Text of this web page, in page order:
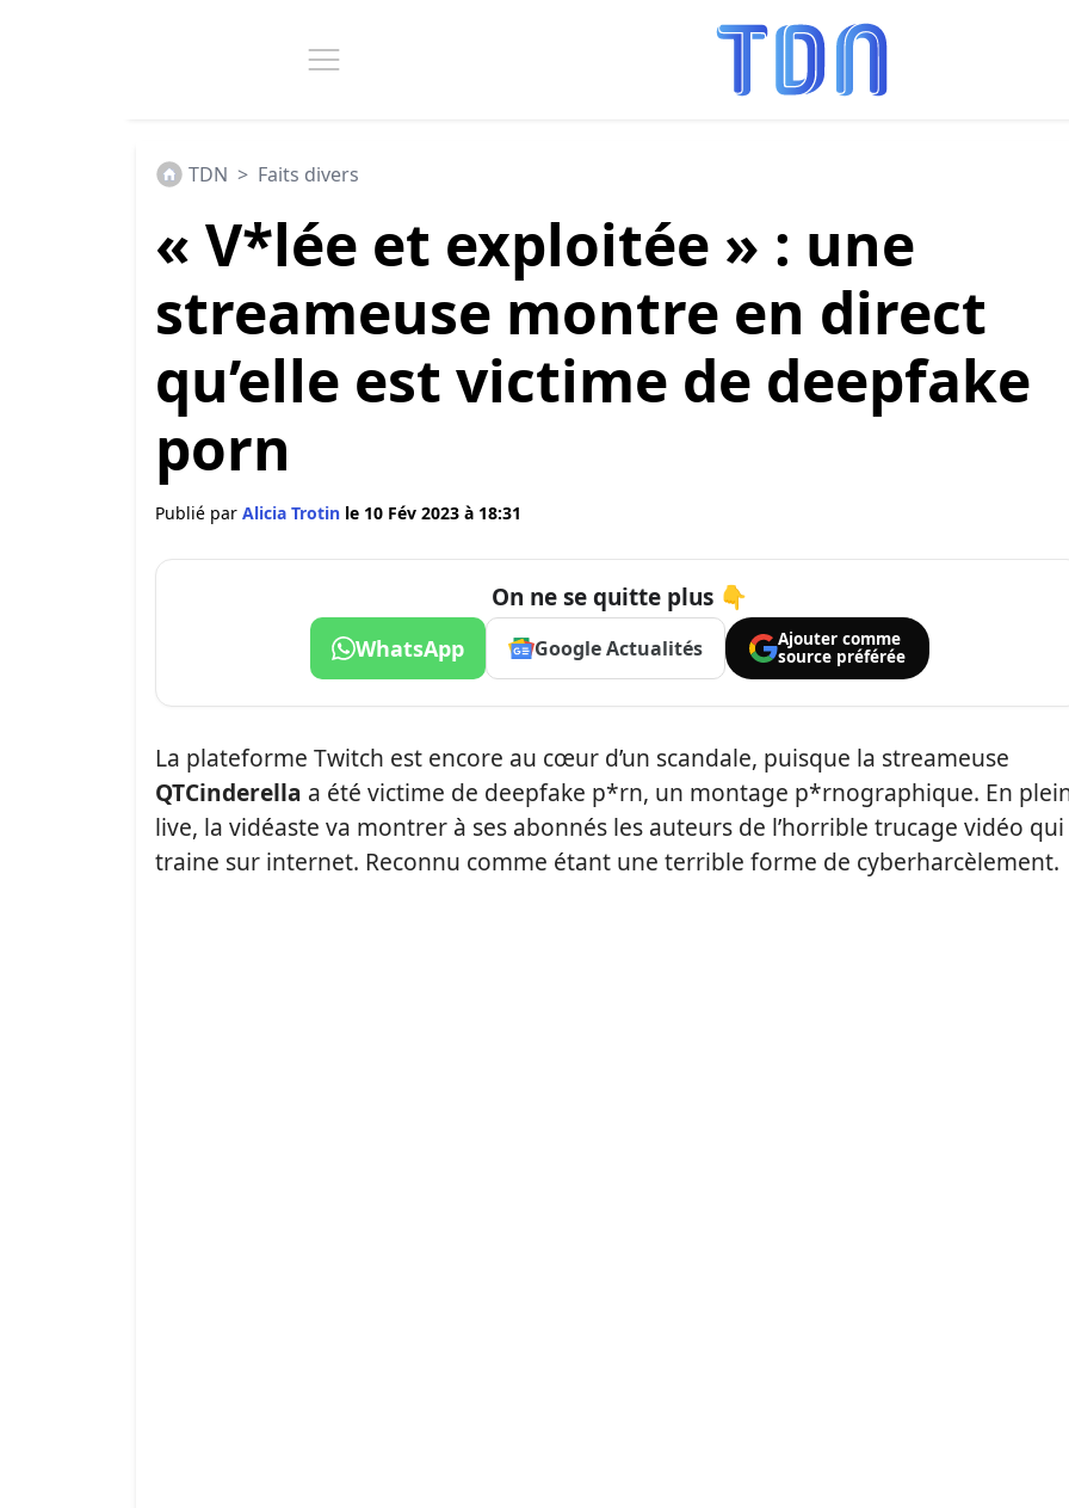
TDN > Faits divers
« V*lée et exploitée » : une
streameuse montre en direct
qu’elle est victime de deepfake
porn
Publié par Alicia Trotin le 10 Fév 2023 à 18:31
On ne se quitte plus 👇
WhatsApp Google Actualités
Ajouter comme
source préférée
La plateforme Twitch est encore au cœur d’un scandale, puisque la streameuse
QTCinderella a été victime de deepfake p*rn, un montage p*rnographique. En
live, la vidéaste va montrer à ses abonnés les auteurs de l’horrible trucage vidéo qui
traine sur internet. Reconnu comme étant une terrible forme de cyberharcèlement.